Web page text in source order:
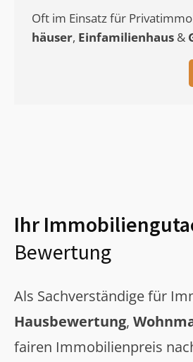
Oft im Einsatz für
häuser, Einfamilienhaus &
Ihr
Bewertung
Als Sachverständige für
Hausbewertung,
fairen Immobilienpreis